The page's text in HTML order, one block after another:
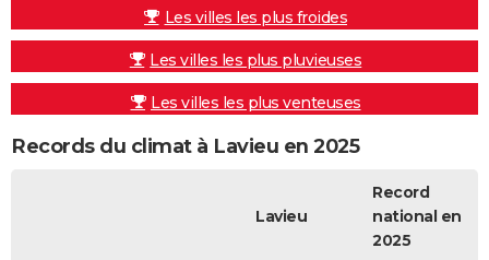
Les villes les plus froides
Les villes les plus pluvieuses
Les villes les plus venteuses
Records du climat à Lavieu en 2025
Lavieu
Record
national en
2025